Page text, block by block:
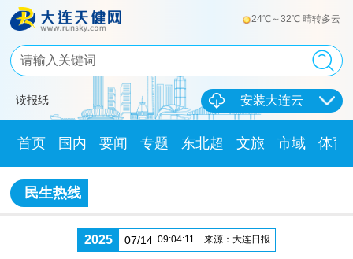
24℃～32℃ 晴转多云
读报纸 安装大连云
首页 国内 要闻 专题 东北超 文旅 市域 体育
民生热线
2025 07/14 09:04:11 来源：大连日报